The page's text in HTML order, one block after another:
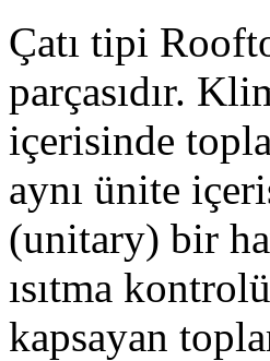
Çatı tipi
parçasıdır.
içerisinde
aynı ünite
(unitary) bir
ısıtma
kapsayan